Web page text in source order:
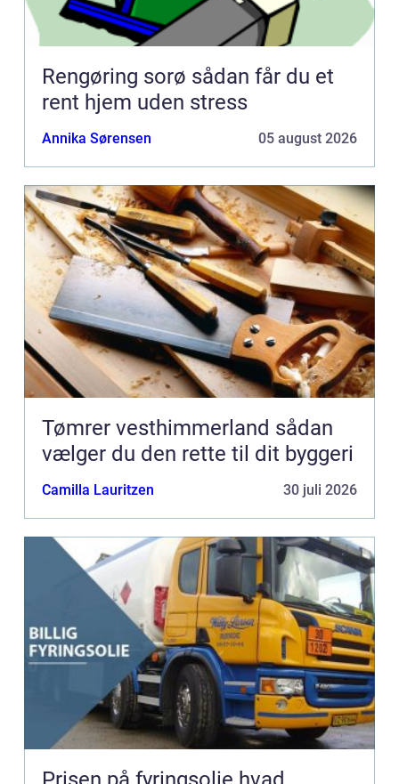
Rengøring sorø sådan får du et
rent hjem uden stress
Annika Sørensen 05 august 2026
Tømrer vesthimmerland sådan
vælger du den rette til dit byggeri
Camilla Lauritzen 30 juli 2026